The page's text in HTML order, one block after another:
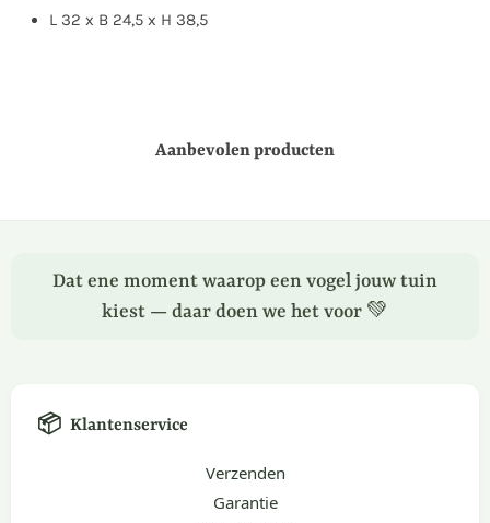
L 32 x B 24,5 x H 38,5
Aanbevolen producten
Dat ene moment waarop een vogel jouw tuin
kiest — daar doen we het voor 💚
📦 Klantenservice
Verzenden
Garantie